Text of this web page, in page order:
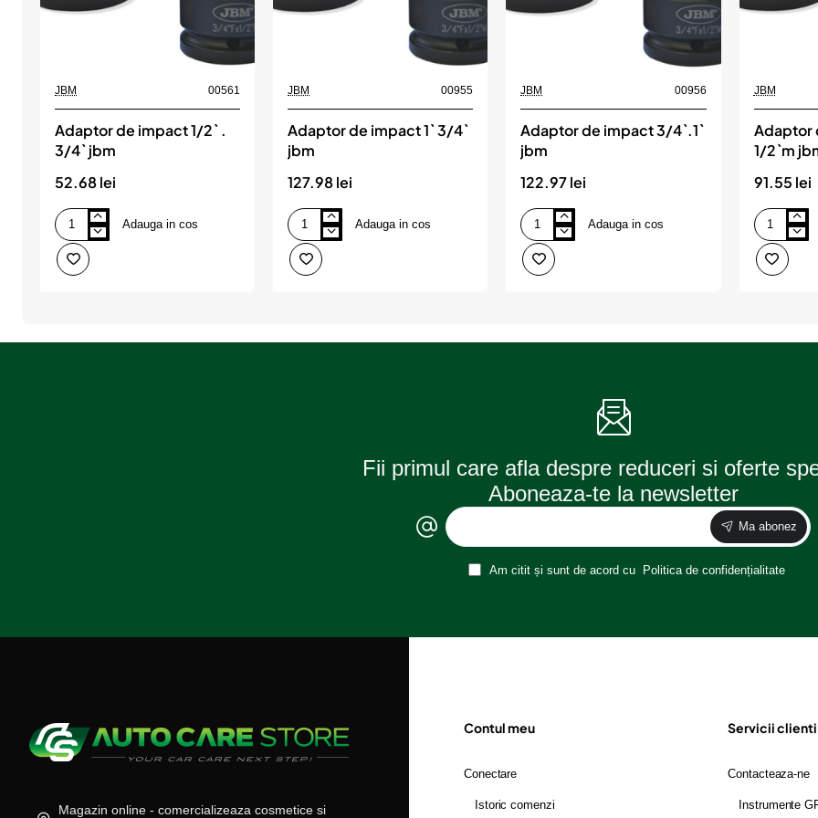
JBM 00561
Adaptor de impact 1/2` .
3/4` jbm
52.68 lei
Adaptor
de
impact
1/2`
Adauga in cos
JBM 00955
Adaptor de impact 1` 3/4`
jbm
127.98 lei
Adaptor
de
impact
1`
Adauga in cos
JBM 00956
Adaptor de impact 3/4`.1`
jbm
122.97 lei
Adaptor
de
impact
3/4`.1`
Adauga in cos
JBM
Adaptor
1/2`m
91.55 lei
Adaptor
de
impact
3/4`h
Fii primul care afla despre reduceri si oferte
Aboneaza-te la newsletter
Ma abonez
Am citit și sunt de acord cu Politica de confidențialitate
Magazin online - comercializeaza cosmetice si
Contul meu
Conectare
Istoric comenzi
Servicii clienti
Contacteaza-ne
Instrumente